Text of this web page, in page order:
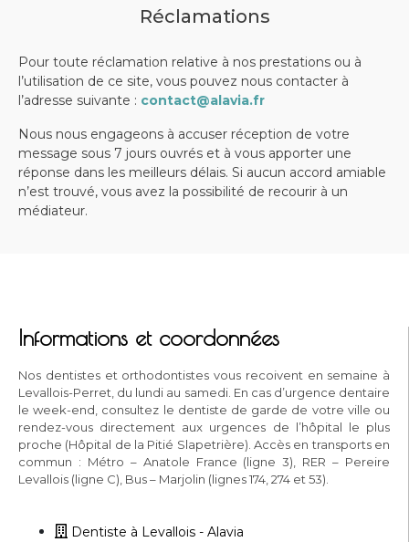
Réclamations
Pour toute réclamation relative à nos prestations ou à
l’utilisation de ce site, vous pouvez nous contacter à
l’adresse suivante : contact@alavia.fr
Nous nous engageons à accuser réception de votre
message sous 7 jours ouvrés et à vous apporter une
réponse dans les meilleurs délais. Si aucun accord amiable
n’est trouvé, vous avez la possibilité de recourir à un
médiateur.
Informations et coordonnées
Nos dentistes et orthodontistes vous recoivent en semaine à
Levallois-Perret, du lundi au samedi. En cas d’urgence dentaire
le week-end, consultez le dentiste de garde de votre ville ou
rendez-vous directement aux urgences de l’hôpital le plus
proche (Hôpital de la Pitié Slapetrière). Accès en transports en
commun : Métro – Anatole France (ligne 3), RER – Pereire
Levallois (ligne C), Bus – Marjolin (lignes 174, 274 et 53).
Dentiste à Levallois - Alavia